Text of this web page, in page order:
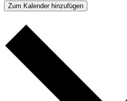
Zum Kalender hinzufügen